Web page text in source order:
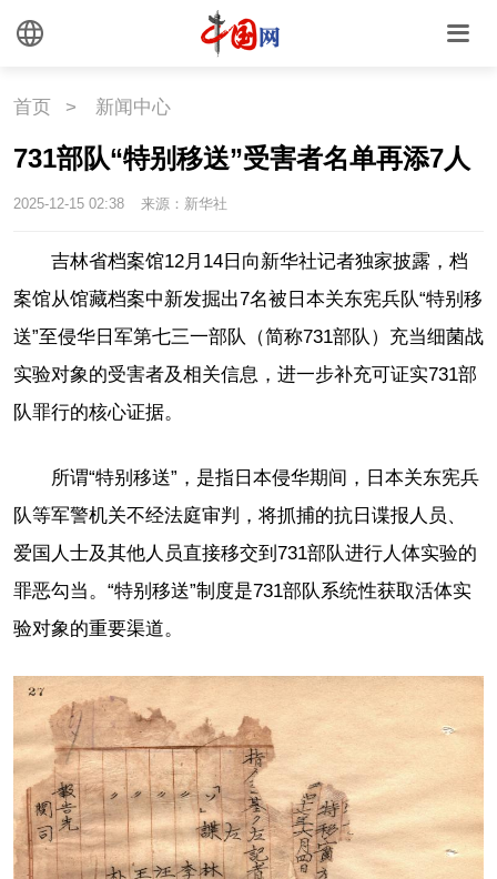
首页 > 新闻中心
731部队“特别移送”受害者名单再添7人
2025-12-15 02:38 来源：新华社
吉林省档案馆12月14日向新华社记者独家披露，档
案馆从馆藏档案中新发掘出7名被日本关东宪兵队“特别移
送”至侵华日军第七三一部队（简称731部队）充当细菌战
实验对象的受害者及相关信息，进一步补充可证实731部
队罪行的核心证据。
所谓“特别移送”，是指日本侵华期间，日本关东宪兵
队等军警机关不经法庭审判，将抓捕的抗日谍报人员、
爱国人士及其他人员直接移交到731部队进行人体实验的
罪恶勾当。“特别移送”制度是731部队系统性获取活体实
验对象的重要渠道。